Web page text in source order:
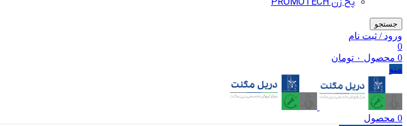
پخ زن PROMOTECH
جستجو
ورود / ثبت نام
0
0 محصول ۰ تومان
منو
0 محصول